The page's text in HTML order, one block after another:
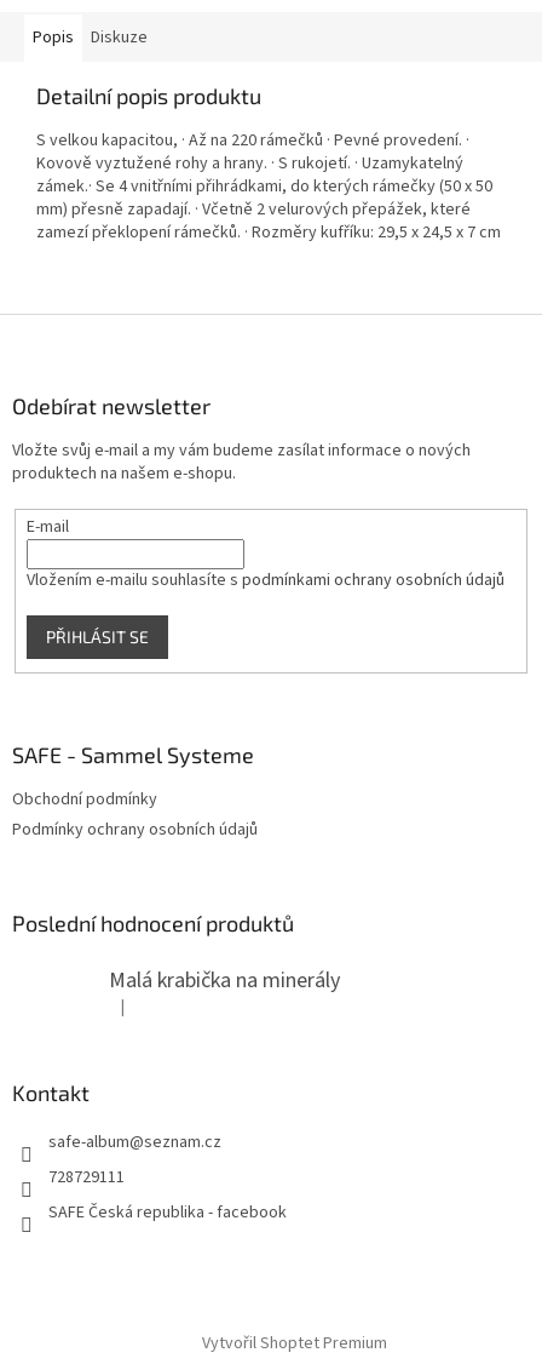
Popis Diskuze
Detailní popis produktu
S velkou kapacitou, · Až na 220 rámečků · Pevné provedení. ·
Kovově vyztužené rohy a hrany. · S rukojetí. · Uzamykatelný
zámek.· Se 4 vnitřními přihrádkami, do kterých rámečky (50 x 50
mm) přesně zapadají. · Včetně 2 velurových přepážek, které
zamezí překlopení rámečků. · Rozměry kufříku: 29,5 x 24,5 x 7 cm
Odebírat newsletter
Vložte svůj e-mail a my vám budeme zasílat informace o nových
produktech na našem e-shopu.
E-mail
Vložením e-mailu souhlasíte s podmínkami ochrany osobních údajů
PŘIHLÁSIT SE
SAFE - Sammel Systeme
Obchodní podmínky
Podmínky ochrany osobních údajů
Poslední hodnocení produktů
Malá krabička na minerály
Hodnocení produktu je 4 z 5 hvězdiček.
|
Kontakt
safe-album@seznam.cz
728729111
SAFE Česká republika - facebook
Vytvořil Shoptet Premium